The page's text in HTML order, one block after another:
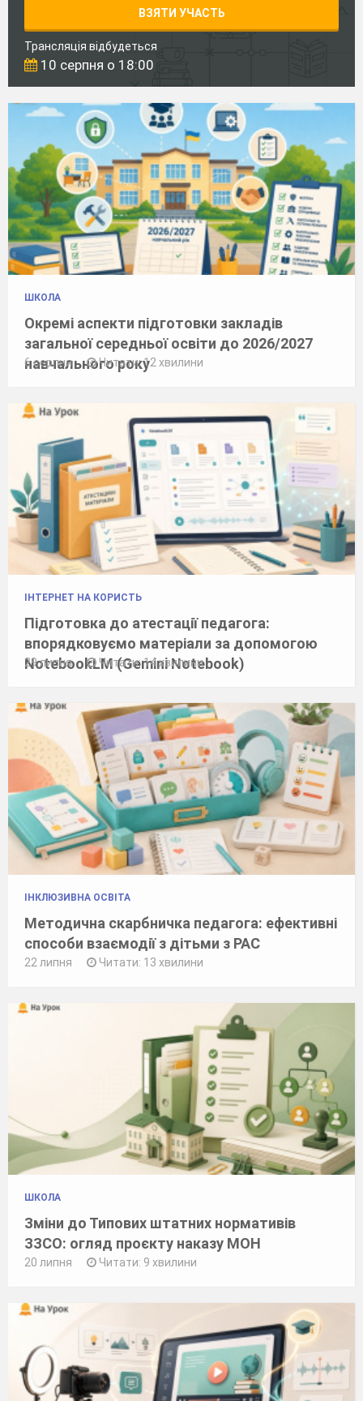
ВЗЯТИ УЧАСТЬ
Трансляція відбудеться
10 серпня о 18:00
ШКОЛА
Окремі аспекти підготовки закладів
загальної середньої освіти до 2026/2027
навчального року
6 серпня Читати: 12 хвилини
ІНТЕРНЕТ НА КОРИСТЬ
Підготовка до атестації педагога:
впорядковуємо матеріали за допомогою
NotebookLM (Gemini Notebook)
29 липня Читати: 14 хвилини
ІНКЛЮЗИВНА ОСВІТА
Методична скарбничка педагога: ефективні
способи взаємодії з дітьми з РАС
22 липня Читати: 13 хвилини
ШКОЛА
Зміни до Типових штатних нормативів
ЗЗСО: огляд проєкту наказу МОН
20 липня Читати: 9 хвилини